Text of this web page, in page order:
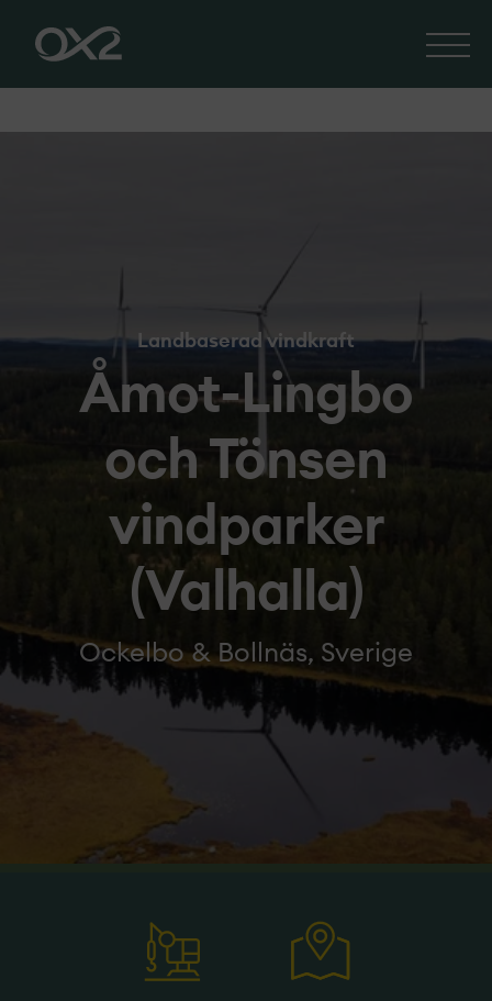
Landbaserad vindkraft
Åmot-Lingbo
och Tönsen
vindparker
(Valhalla)
Ockelbo & Bollnäs, Sverige